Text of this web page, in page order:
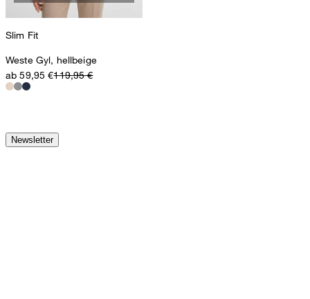
Slim Fit
Weste Gyl, hellbeige
ab 59,95 €119,95 €
Newsletter